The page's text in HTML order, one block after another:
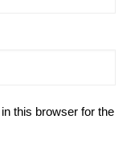
this browser for the